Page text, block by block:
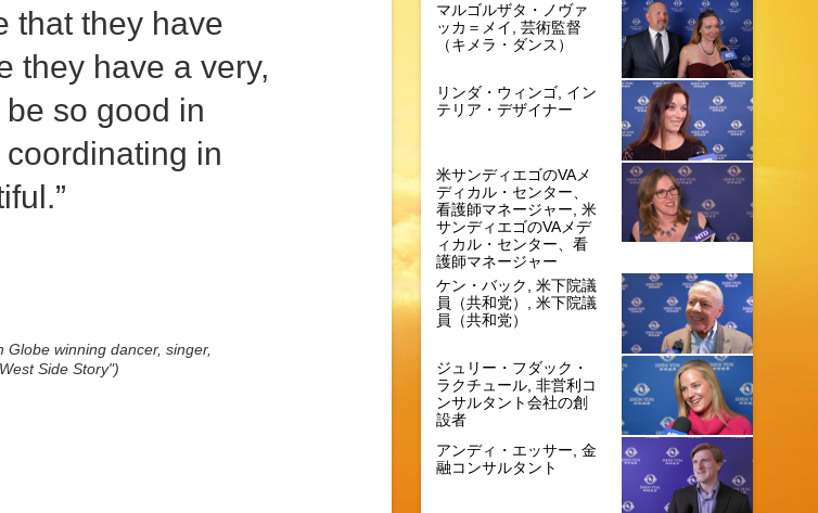
that they have
they have a very,
so good in
in
Globe winning dancer, singer,
Side Story")
マルゴルザタ・ノヴァ
ッカ＝メイ, 芸術監督
（キメラ・ダンス）
リンダ・ウィンゴ, イン
テリア・デザイナー
米サンディエゴのVAメ
ディカル・センター、
看護師マネージャー, 米
サンディエゴのVAメデ
ィカル・センター、看
護師マネージャー
ケン・バック, 米下院議
員（共和党）, 米下院議
員（共和党）
ジュリー・フダック・
ラクチュール, 非営利コ
ンサルタント会社の創
設者
アンディ・エッサー, 金
融コンサルタント